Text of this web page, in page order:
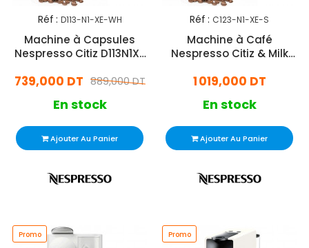
Réf : D113-N1-XE-WH
Machine à Capsules
Nespresso Citiz D113N1XE
889,000 DT
739,000 DT
En stock
Ajouter Au Panier
Réf : C123-N1-XE-S
Machine à Café
Nespresso Citiz & Milk
Capsules - Silver
1 019,000 DT
En stock
Ajouter Au Panier
Promo Promo